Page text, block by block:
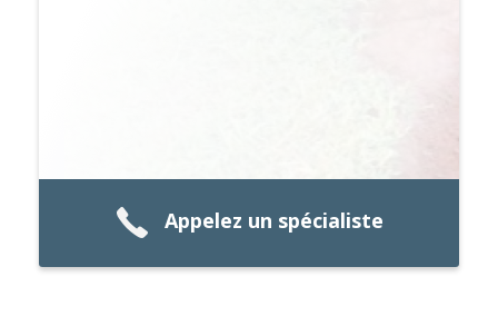
Appelez un spécialiste